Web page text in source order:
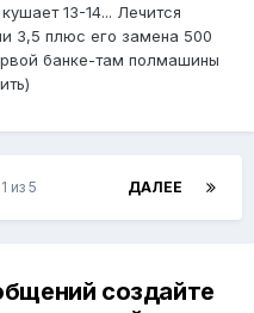
13-14... Лечится
3,5 плюс его замена 500
банке-там полмашины
ДАЛЕЕ
из 5
создайте